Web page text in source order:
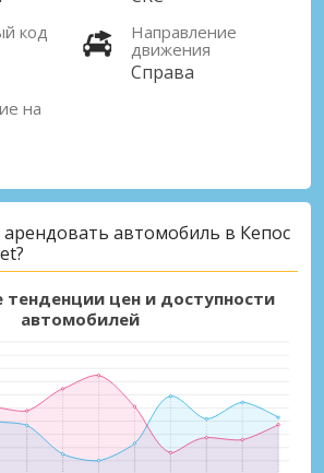
код
Направление
движения
Справа
на
автомобиль в Кепос
тенденции цен и доступности
автомобилей